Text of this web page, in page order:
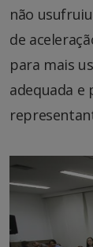
não
de
para mais
adequada e